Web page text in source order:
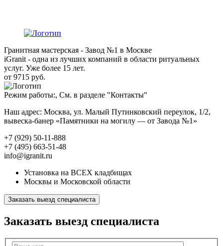
Гранитная мастерская - Завод №1 в Москве
iGranit - одна из лучших компаний в области ритуальных
услуг. Уже более 15 лет.
от 9715 руб.
Режим работы:, См. в разделе "Контакты"
Наш адрес: Москва, ул. Малый Путинковский переулок, 1/2,
вывеска-банер «Памятники на могилу — от Завода №1»
+7 (929) 50-11-888
+7 (495) 663-51-48
info@igranit.ru
Установка на ВСЕХ кладбищах
Москвы и Московской области
Заказать выезд специалиста
Заказать выезд специалиста